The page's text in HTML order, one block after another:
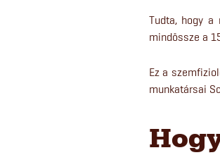
Tudta, hogy
mindössze a
Ez a
munkatársai